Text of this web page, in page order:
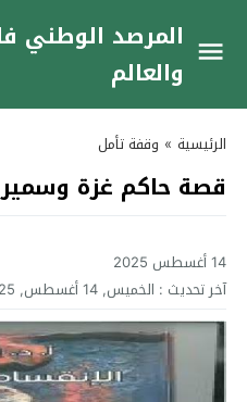
المرصد الوطني
والعالم
الرئيسية » وقفة تأمل
قصة حاكم غزة وسمير
14 أغسطس 2025
آخر تحديث : الخميس, 14 أغسطس, 2025 - 3:15 مساءً